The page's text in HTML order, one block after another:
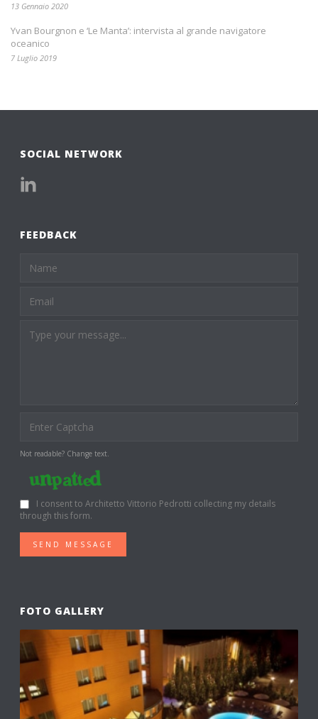
13 Gennaio 2020
Yvan Bourgnon e ‘Le Manta’: intervista al grande navigatore
oceanico
7 Luglio 2019
SOCIAL NETWORK
FEEDBACK
Not readable? Change text.
I consent to Architetto Vittorio Pedrotti collecting my details
through this form.
SEND MESSAGE
FOTO GALLERY